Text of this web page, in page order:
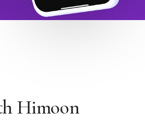
Himoon